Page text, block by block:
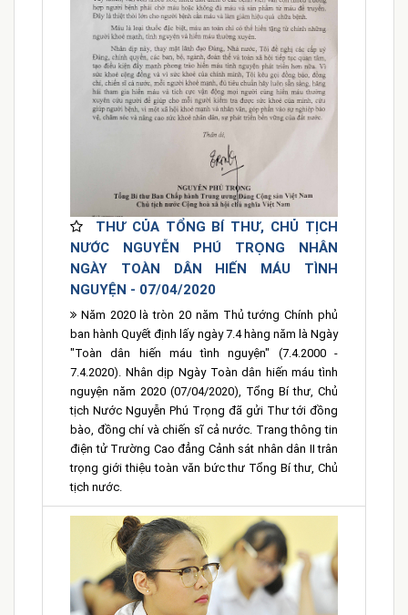
THƯ CỦA TỔNG BÍ THƯ, CHỦ TỊCH
NƯỚC NGUYỄN PHÚ TRỌNG NHÂN
NGÀY TOÀN DÂN HIẾN MÁU TÌNH
NGUYỆN - 07/04/2020
Năm 2020 là tròn 20 năm Thủ tướng Chính phủ
ban hành Quyết định lấy ngày 7.4 hàng năm là Ngày
"Toàn dân hiến máu tình nguyện" (7.4.2000 -
7.4.2020). Nhân dịp Ngày Toàn dân hiến máu tình
nguyện năm 2020 (07/04/2020), Tổng Bí thư, Chủ
tịch Nước Nguyễn Phú Trọng đã gửi Thư tới đồng
bào, đồng chí và chiến sĩ cả nước. Trang thông tin
điện tử Trường Cao đẳng Cảnh sát nhân dân II trân
trọng giới thiệu toàn văn bức thư Tổng Bí thư, Chủ
tịch nước.